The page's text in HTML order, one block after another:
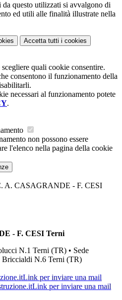
questo utilizzati si avvalgono di
ed utili alle finalità illustrate nella
Accetta tutti i cookies
quali cookie consentire.
consentono il funzionamento della
necessari al funzionamento potete
.
non possono essere
l'elenco nella pagina della cookie
A. CASAGRANDE - F. CESI
- F. CESI Terni
N.1 Terni (TR) • Sede
Briccialdi N.6 Terni (TR)
Link per inviare una mail
Link per inviare una mail